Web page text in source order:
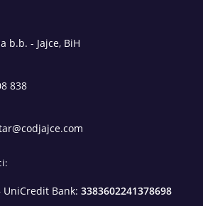
b.b. - Jajce, BiH
838
UniCredit Bank:3383602241378698